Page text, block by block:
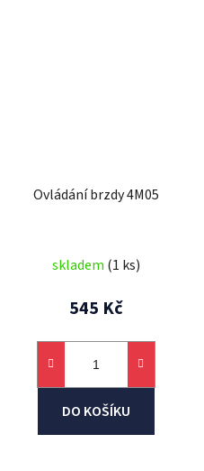
Ovládání brzdy 4M05
skladem (1 ks)
545 Kč
DO KOŠÍKU